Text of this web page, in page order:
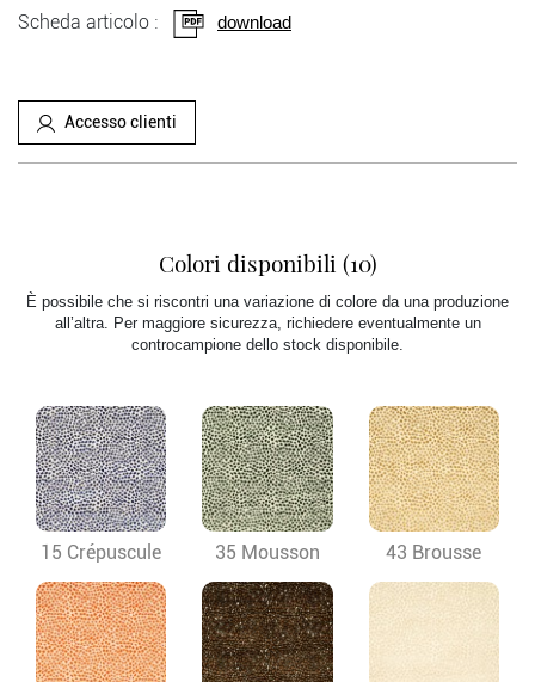
Scheda articolo : download
Accesso clienti
Colori disponibili (10)
È possibile che si riscontri una variazione di colore da una produzione
all’altra. Per maggiore sicurezza, richiedere eventualmente un
controcampione dello stock disponibile.
15 Crépuscule 35 Mousson 43 Brousse